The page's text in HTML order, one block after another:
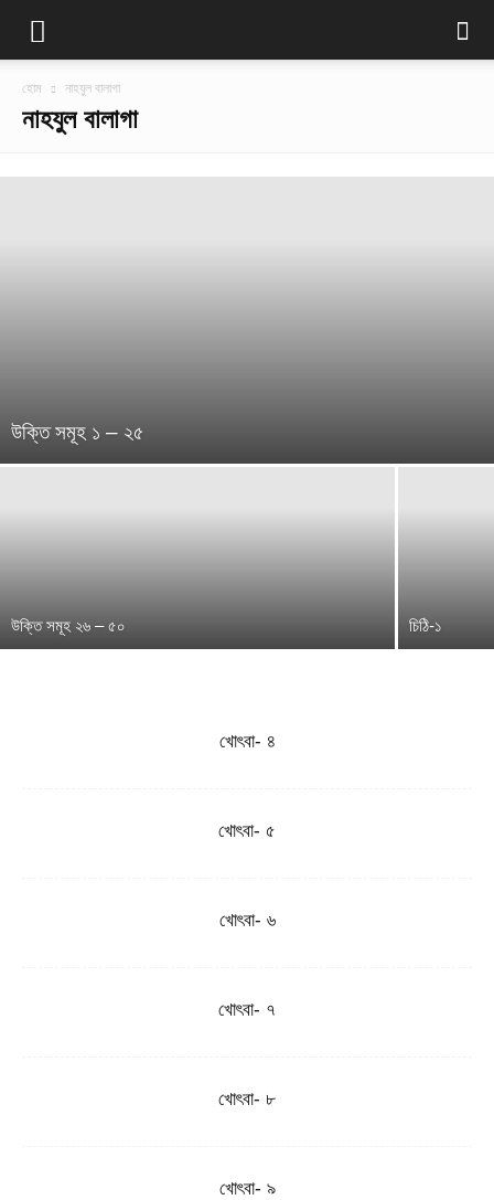
হোম নাহযুল বালাগা
নাহযুল বালাগা
উক্তি সমূহ ১ – ২৫
উক্তি সমূহ ২৬ – ৫০ চিঠি-১
খোৎবা- ৪
খোৎবা- ৫
খোৎবা- ৬
খোৎবা- ৭
খোৎবা- ৮
খোৎবা- ৯